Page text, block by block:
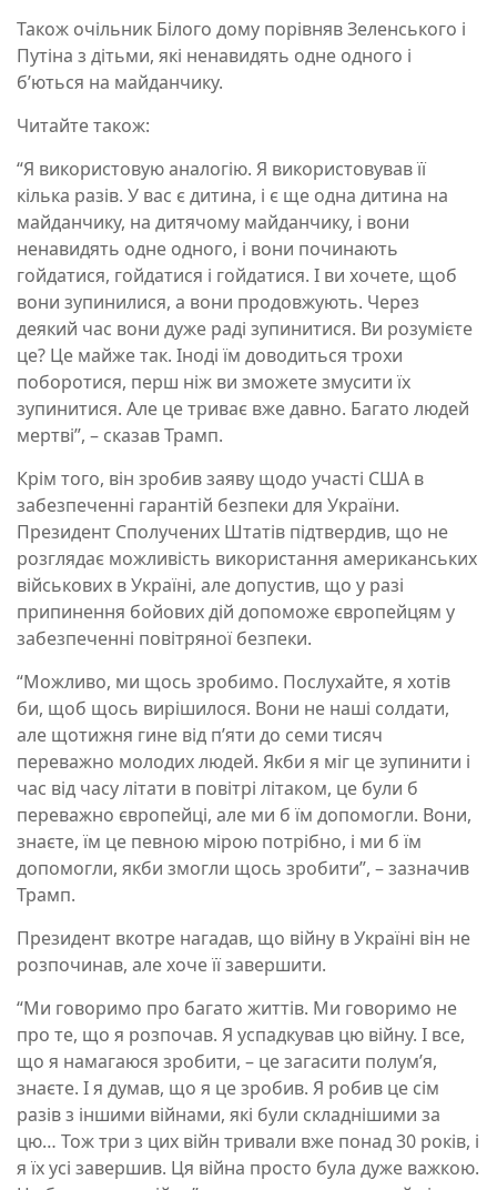
Також очільник Білого дому порівняв Зеленського і
Путіна з дітьми, які ненавидять одне одного і
б’ються на майданчику.
Читайте також:
“Я використовую аналогію. Я використовував її
кілька разів. У вас є дитина, і є ще одна дитина на
майданчику, на дитячому майданчику, і вони
ненавидять одне одного, і вони починають
гойдатися, гойдатися і гойдатися. І ви хочете, щоб
вони зупинилися, а вони продовжують. Через
деякий час вони дуже раді зупинитися. Ви розумієте
це? Це майже так. Іноді їм доводиться трохи
поборотися, перш ніж ви зможете змусити їх
зупинитися. Але це триває вже давно. Багато людей
мертві”, – сказав Трамп.
Крім того, він зробив заяву щодо участі США в
забезпеченні гарантій безпеки для України.
Президент Сполучених Штатів підтвердив, що не
розглядає можливість використання американських
військових в Україні, але допустив, що у разі
припинення бойових дій допоможе європейцям у
забезпеченні повітряної безпеки.
“Можливо, ми щось зробимо. Послухайте, я хотів
би, щоб щось вирішилося. Вони не наші солдати,
але щотижня гине від п’яти до семи тисяч
переважно молодих людей. Якби я міг це зупинити і
час від часу літати в повітрі літаком, це були б
переважно європейці, але ми б їм допомогли. Вони,
знаєте, їм це певною мірою потрібно, і ми б їм
допомогли, якби змогли щось зробити”, – зазначив
Трамп.
Президент вкотре нагадав, що війну в Україні він не
розпочинав, але хоче її завершити.
“Ми говоримо про багато життів. Ми говоримо не
про те, що я розпочав. Я успадкував цю війну. І все,
що я намагаюся зробити, – це загасити полум’я,
знаєте. І я думав, що я це зробив. Я робив це сім
разів з іншими війнами, які були складнішими за
цю… Тож три з цих війн тривали вже понад 30 років, і
я їх усі завершив. Ця війна просто була дуже важкою.